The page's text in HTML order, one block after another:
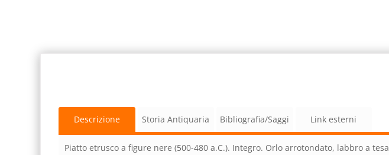
Descrizione Storia Antiquaria Bibliografia/Saggi Link esterni
Piatto etrusco a figure nere (500-480 a.C.). Integro. Orlo arrotondato, labbro a tesa